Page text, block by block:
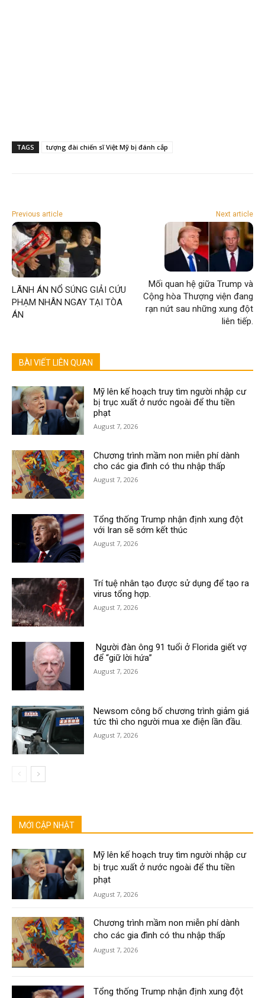
TAGS tượng đài chiến sĩ Việt Mỹ bị đánh cắp
Previous article
LÃNH ÁN NỔ SÚNG GIẢI CỨU
PHẠM NHÂN NGAY TẠI TÒA
ÁN
Next article
Mối quan hệ giữa Trump và
Cộng hòa Thượng viện đang
rạn nứt sau những xung đột
liên tiếp.
BÀI VIẾT LIÊN QUAN
Mỹ lên kế hoạch truy tìm người nhập cư
bị trục xuất ở nước ngoài để thu tiền
phạt
August 7, 2026
Chương trình mầm non miễn phí dành
cho các gia đình có thu nhập thấp
August 7, 2026
Tổng thống Trump nhận định xung đột
với Iran sẽ sớm kết thúc
August 7, 2026
Trí tuệ nhân tạo được sử dụng để tạo ra
virus tổng hợp.
August 7, 2026
Người đàn ông 91 tuổi ở Florida giết vợ
để “giữ lời hứa”
August 7, 2026
Newsom công bố chương trình giảm giá
tức thì cho người mua xe điện lần đầu.
August 7, 2026
MỚI CẬP NHẬT
Mỹ lên kế hoạch truy tìm người nhập cư
bị trục xuất ở nước ngoài để thu tiền
phạt
August 7, 2026
Chương trình mầm non miễn phí dành
cho các gia đình có thu nhập thấp
August 7, 2026
Tổng thống Trump nhận định xung đột